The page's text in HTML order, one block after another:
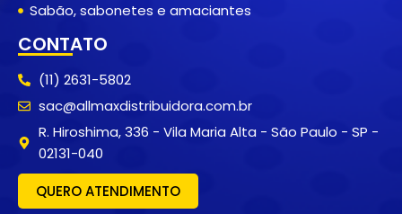
Sabão, sabonetes e amaciantes
CONTATO
(11) 2631-5802
sac@allmaxdistribuidora.com.br
R. Hiroshima, 336 - Vila Maria Alta - São Paulo - SP -
02131-040
QUERO ATENDIMENTO